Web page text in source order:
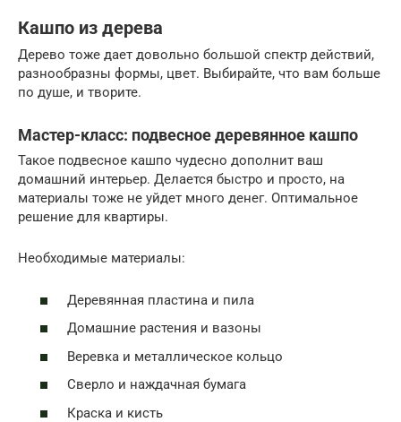
Кашпо из дерева
Дерево тоже дает довольно большой спектр действий,
разнообразны формы, цвет. Выбирайте, что вам больше
по душе, и творите.
Мастер-класс: подвесное деревянное кашпо
Такое подвесное кашпо чудесно дополнит ваш
домашний интерьер. Делается быстро и просто, на
материалы тоже не уйдет много денег. Оптимальное
решение для квартиры.
Необходимые материалы:
Деревянная пластина и пила
Домашние растения и вазоны
Веревка и металлическое кольцо
Сверло и наждачная бумага
Краска и кисть